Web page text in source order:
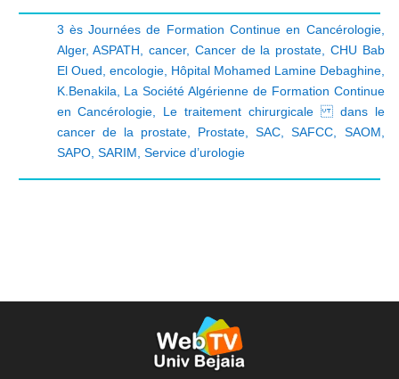
3 ès Journées de Formation Continue en Cancérologie,
Alger,ASPATH cancer, Cancer de la prostate
CHU Bab
El Oued encologie, Hôpital Mohamed Lamine Debaghine,
K.Benakila
La Société Algérienne de Formation Continue
en Cancérologie
Le traitement chirurgicale dans le
cancer de la prostate, Prostate ,SAC ,SAFCC SAOM
SAPO, SARIM Service d’urologie